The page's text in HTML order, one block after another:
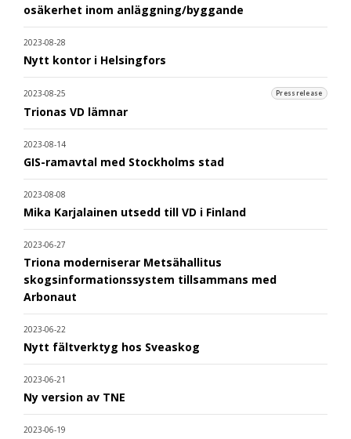
osäkerhet inom anläggning/byggande
2023-08-28
Nytt kontor i Helsingfors
2023-08-25 Pressrelease
Trionas VD lämnar
2023-08-14
GIS-ramavtal med Stockholms stad
2023-08-08
Mika Karjalainen utsedd till VD i Finland
2023-06-27
Triona moderniserar Metsähallitus
skogsinformationssystem tillsammans med
Arbonaut
2023-06-22
Nytt fältverktyg hos Sveaskog
2023-06-21
Ny version av TNE
2023-06-19